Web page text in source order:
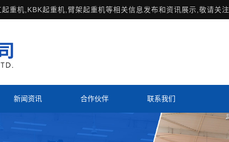
起重机 ,KBK起重机,臂架起重机等相关信息发布和资讯展示,敬请关注.
新闻资讯 合作伙伴 联系我们